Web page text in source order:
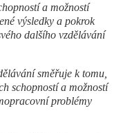
a možností
výsledky a pokrok
dalšího vzdělávání
směřuje k tomu,
schopností a možností
problémy